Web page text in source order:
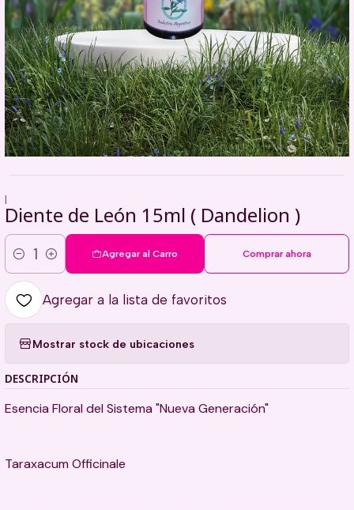
|
Diente de León 15ml ( Dandelion )
Cantidad
Agregar al Carro Comprar ahora
Agregar a la lista de favoritos
Mostrar stock de ubicaciones
DESCRIPCIÓN
Esencia Floral del Sistema "Nueva Generación"
Taraxacum Officinale